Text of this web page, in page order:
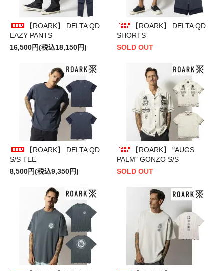
【ROARK】 DELTA QD
EAZY PANTS
16,500円(税込18,150円)
【ROARK】 DELTA QD
SHORTS
SOLD OUT
【ROARK】 DELTA QD
S/S TEE
8,500円(税込9,350円)
【ROARK】 "AUGS
PALM" GONZO S/S
SOLD OUT